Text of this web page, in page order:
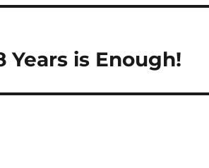
Years is Enough!